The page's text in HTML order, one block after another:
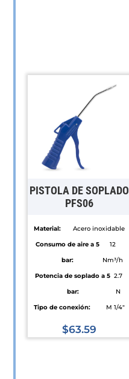
Las
opciones
se
pueden
elegir
en
la
página
de
PISTOLA DE SOPLADO
PFS06
Material:
Acero inoxidable
Consumo de aire a 5
bar:
12
Nm³/h
Potencia de soplado a 5
bar:
2.7
N
Tipo de conexión:
M 1/4"
$63.59